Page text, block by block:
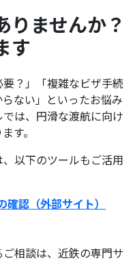
りませんか？
す
要？」「複雑なビザ手続
ない」といったお悩み
は、円滑な渡航に向け
す。
以下のツールもご活用
認（外部サイト）
相談は、近鉄の専門サ